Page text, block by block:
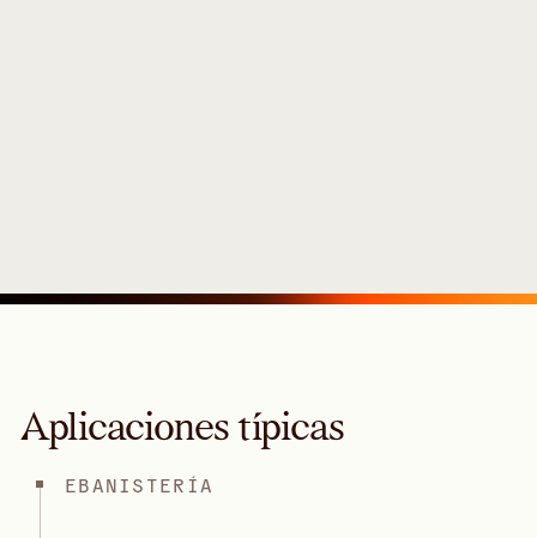
Aplicaciones típicas
EBANISTERÍA